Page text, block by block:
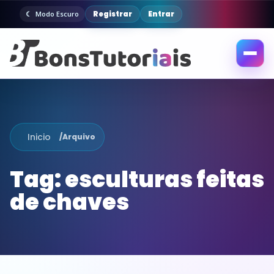
Modo Escuro Registrar Entrar
Abrir
Inicio /Arquivo
Tag:esculturas feitas
de chaves